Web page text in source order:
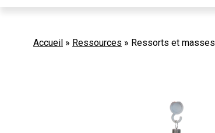
Accueil » Ressources » Ressorts et masses